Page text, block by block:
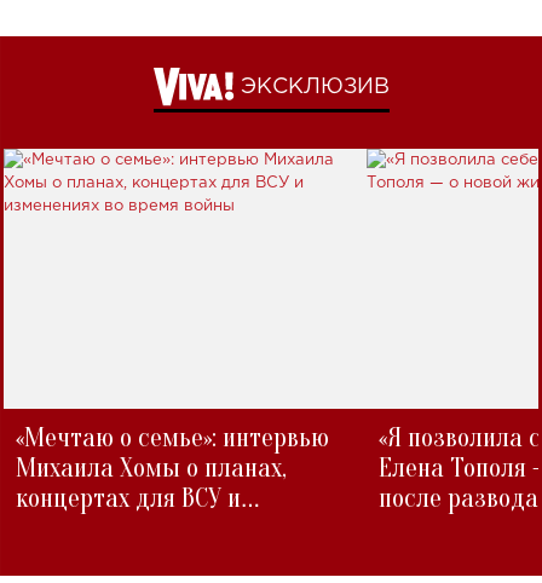
ЭКСКЛЮЗИВ
«Мечтаю о семье»: интервью
Михаила Хомы о планах,
концертах для ВСУ и
«Я позволила
Елена Тополя
после развода